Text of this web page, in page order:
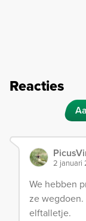
Reacties
2 januari
We hebben
ze wegdoen.
elftalletje.